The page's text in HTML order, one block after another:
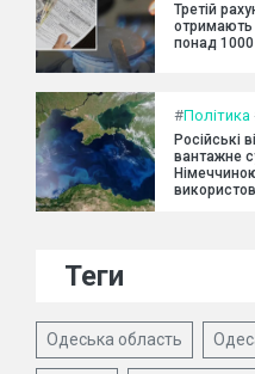
Третій
отримають
понад 1000
#Політика
Російські
вантажне
Теги
Одеська область